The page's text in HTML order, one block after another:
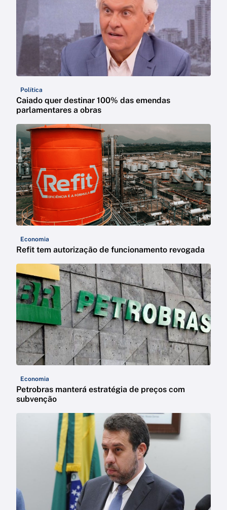
Política
Caiado quer destinar 100% das emendas
parlamentares a obras
Economia
Refit tem autorização de funcionamento revogada
Economia
Petrobras manterá estratégia de preços com
subvenção